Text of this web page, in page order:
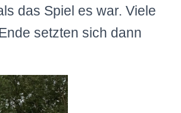
das Spiel es war. Viele
setzten sich dann